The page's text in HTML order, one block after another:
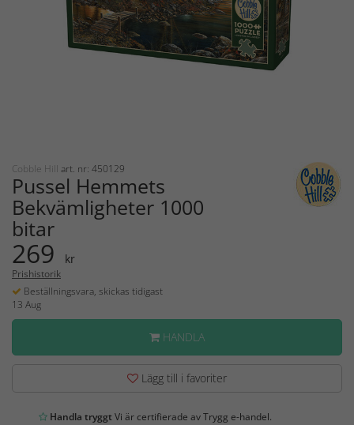
Cobble Hill art. nr: 450129
Pussel Hemmets
Bekvämligheter 1000
bitar
269 kr
Prishistorik
Beställningsvara, skickas tidigast
13 Aug
HANDLA
Lägg till i favoriter
Handla tryggtVi är certifierade av Trygg e-handel.